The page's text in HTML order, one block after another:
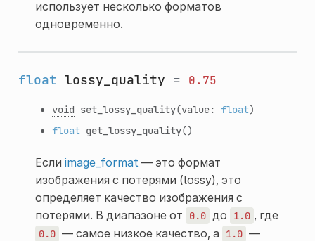
использует несколько форматов
одновременно.
float lossy_quality = 0.75
void set_lossy_quality(value: float)
float get_lossy_quality()
Если image_format — это формат
изображения с потерями (lossy), это
определяет качество изображения с
потерями. В диапазоне от
0.0 до 1.0 , где
0.0 — самое низкое качество, а 1.0 —